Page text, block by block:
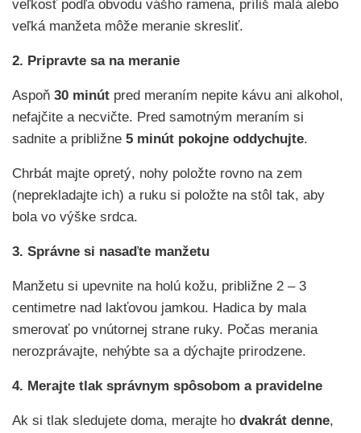
veľkosť podľa obvodu vášho ramena, príliš malá alebo
veľká manžeta môže meranie skresliť.
2. Pripravte sa na meranie
Aspoň 30 minút pred meraním nepite kávu ani alkohol,
nefajčite a necvičte. Pred samotným meraním si
sadnite a približne 5 minút pokojne oddychujte.
Chrbát majte opretý, nohy položte rovno na zem
(neprekladajte ich) a ruku si položte na stôl tak, aby
bola vo výške srdca.
3. Správne si nasaďte manžetu
Manžetu si upevnite na holú kožu, približne 2 – 3
centimetre nad lakťovou jamkou. Hadica by mala
smerovať po vnútornej strane ruky. Počas merania
nerozprávajte, nehýbte sa a dýchajte prirodzene.
4. Merajte tlak správnym spôsobom a pravidelne
Ak si tlak sledujete doma, merajte ho dvakrát denne,